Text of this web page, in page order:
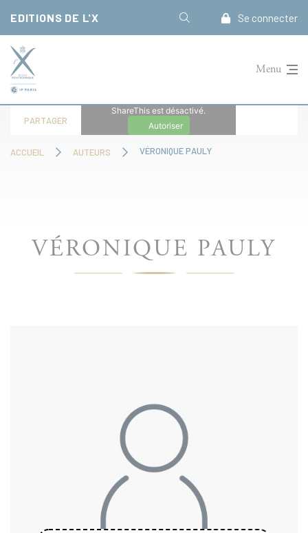
EDITIONS DE L'X Se connecter
Menu
ACCUEIL AUTEURS VÉRONIQUE PAULY
PARTAGER
ShareThis est désactivé.
Autoriser
VÉRONIQUE PAULY